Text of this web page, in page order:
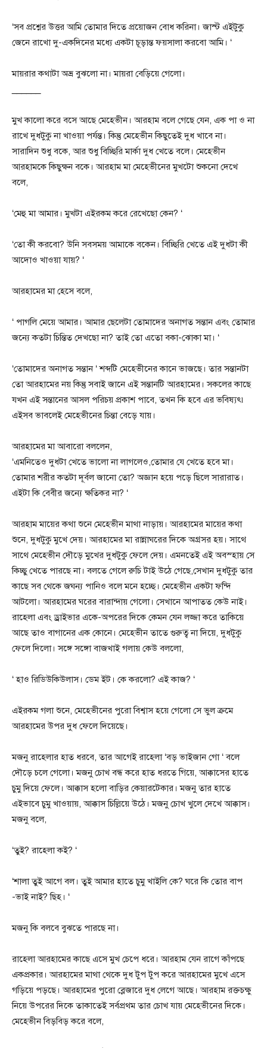
‘সব প্রশ্নের উত্তর আমি তোমার দিতে প্রয়োজন বোধ করিনা। জাস্ট এইটুকু
জেনে রাখো দু-একদিনের মধ্যে একটা চূড়ান্ত ফয়সালা করবো আমি। ‘
মায়রার কথাটা অভ্র বুঝলো না। মায়রা বেড়িয়ে গেলো।
মুখ কালো করে বসে আছে মেহেভীন। আরহাম বলে গেছে যেন, এক পা ও না
রাখে দুধটুকু না খাওয়া পর্যন্ত। কিন্তু মেহেভীন কিছুতেই দুধ খাবে না।
সারাদিন শুধু বকে, আর শুধু বিচ্ছিরি মার্কা দুধ খেতে বলে। মেহেভীন
আরহামকে কিছুক্ষন বকে। আরহাম মা মেহেভীনের মুখটো শুকনো দেখে
বলে,
‘মেহু মা আমার। মুখটা এইরকম করে রেখেছো কেন? ‘
‘তো কী করবো? উনি সবসময় আমাকে বকেন। বিচ্ছিরি খেতে এই দুধটা কী
আদোও খাওয়া যায়? ‘
আরহামের মা হেসে বলে,
‘ পাগলি মেয়ে আমার। আমার ছেলেটা তোমাদের অনাগত সন্তান এবং তোমার
জন্যে কতটা চিন্তিত দেখছো না? তাই তো এতো বকা-ঝোকা মা। ‘
‘তোমাদের অনাগত সন্তান ‘ শব্দটি মেহেভীনের কানে ভাজছে। তার সন্তানটা
তো আরহামের নয় কিন্তু সবাই জানে এই সন্তানটি আরহামের। সকলের কাছে
যখন এই সন্তানের আসল পরিচয় প্রকাশ পাবে, তখন কি হবে এর ভবিষ্যৎ৷
এইসব ভাবলেই মেহেভীনের চিন্তা বেড়ে যায়।
আরহামের মা আবারো বললেন,
‘এমনিতেও দুধটা খেতে ভালো না লাগলেও,তোমার যে খেতে হবে মা।
তোমার শরীর কতটা দূর্বল জানো তো? অজ্ঞান হয়ে পড়ে ছিলে সারারাত।
এইটা কি বেবীর জন্যে ক্ষতিকর না? ‘
আরহাম মায়ের কথা শুনে মেহেভীন মাথা নাড়ায়। আরহামের মায়ের কথা
শুনে, দুধটুকু মুখে দেয়। আরহামের মা রান্নাঘরের দিকে অগ্রসর হয়। সাথে
সাথে মেহেভীন দৌড়ে মুখের দুধটুকু ফেলে দেয়। এমনতেই এই অবস্হায় সে
কিচ্ছু খেতে পারছে না। বলতে গেলে রুচি টাই উঠে গেছে,সেখান দুধটুকু তার
কাছে সব থেকে জঘন্য পানিও বলে মনে হচ্ছে। মেহেভীন একটা ফন্দি
আটলো। আরহামের ঘরের বারান্দায় গেলো। সেখানে আপাতত কেউ নাই।
রাহেলা এবং ড্রাইভার একে-অপরের দিকে কেমন যেন লজ্জা করে তাকিয়ে
আছে তাও বাগানের এক কোনে। মেহেভীন তাতে গুরুত্ব না দিয়ে, দুধটুকু
ফেলে দিলো। সঙ্গে সঙ্গো বাজখাই গলায় কেউ বললো,
‘ হাও রিডিউকিউলাস। ডেম ইট। কে করলো? এই কাজ? ‘
এইরকম গলা শুনে, মেহেভীনের পুরো বিশ্বাস হয়ে গেলো সে ভুল ক্রমে
আরহামের উপর দুধ ফেলে দিয়েছে।
মজনু রাহেলার হাত ধরবে, তার আগেই রাহেলা ‘বড় ভাইজান গো ‘ বলে
দৌড়ে চলে গেলো। মজনু চোখ বন্ধ করে হাত ধরতে গিয়ে, আক্কাসের হাতে
চুমু দিয়ে ফেলে। আক্কাস হলো বাড়ির কেয়ারটেকার। মজনু তার হাতে
এইভাবে চুমু খাওয়ায়, আক্কাস চিল্লিয়ে উঠে। মজনু চোখ খুলে দেখে আক্কাস।
মজনু বলে,
‘তুই? রাহেলা কই? ‘
‘শালা তুই আগে বল। তুই আমার হাতে চুমু খাইলি কে? ঘরে কি তোর বাপ
-ভাই নাই? ছিহ। ‘
মজনু কি বলবে বুঝতে পারছে না।
রাহেলা আরহামের কাছে এসে মুখ চেপে ধরে। আরহাম যেন রাগে কাঁপছে
একপ্রকার। আরহামের মাথা থেকে দুধ টুপ টুপ করে আরহামের মুখে এসে
গড়িয়ে পড়ছে। আরহামের পুরো ব্লেজারে দুধ লেগে আছে। আরহাম রক্তচক্ষু
নিয়ে উপরের দিকে তাকাতেই সর্বপ্রথম তার চোখ যায় মেহেভীনের দিকে।
মেহেভীন বিড়বিড় করে বলে,